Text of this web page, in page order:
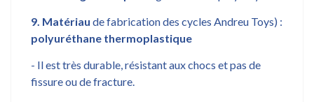
9. Matériau de fabrication des cycles Andreu Toys) :
polyuréthane thermoplastique
- Il est très durable, résistant aux chocs et pas de
fissure ou de fracture.